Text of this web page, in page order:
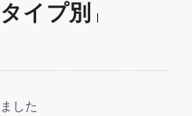
イプ別
した